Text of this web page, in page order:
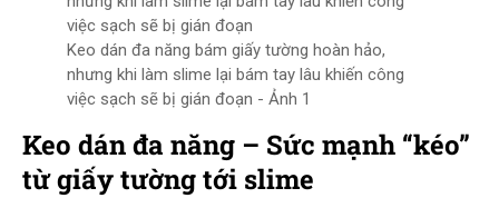
Keo dán đa năng bám giấy tường hoàn hảo,
nhưng khi làm slime lại bám tay lâu khiến công
việc sạch sẽ bị gián đoạn - Ảnh 1
Keo dán đa năng – Sức mạnh “kéo”
từ giấy tường tới slime